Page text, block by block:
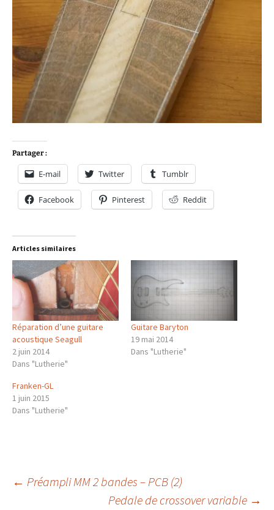
Partager :
E-mail Twitter Tumblr
Facebook Pinterest Reddit
Articles similaires
Réparation d’une guitare
acoustique Seagull
2 juin 2014
Dans "Lutherie"
Guitare Baryton
19 mai 2014
Dans "Lutherie"
Franken-GL
1 juin 2015
Dans "Lutherie"
Navigation
← Préampli MM 2 bandes – PCB (2)
Pedale de crossover variable →